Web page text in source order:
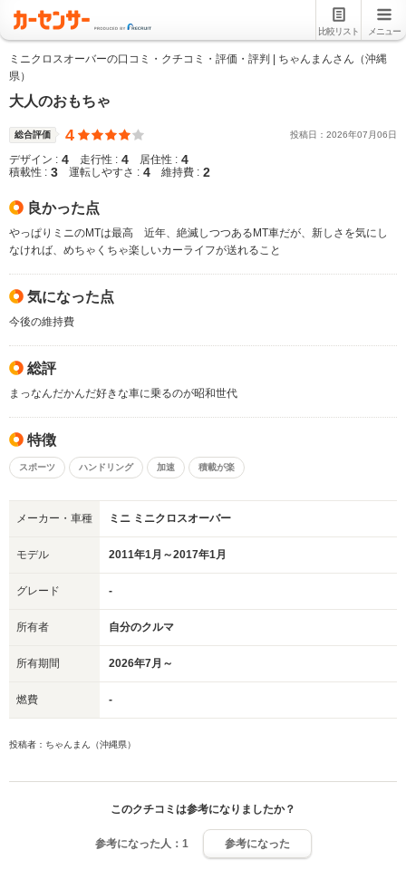
比較リスト メニュー
ミニクロスオーバーの口コミ・クチコミ・評価・評判 | ちゃんまんさん（沖縄
県）
大人のおもちゃ
総合評価 4 投稿日： 2026年07 月06日
デザイン : 4 走行性 : 4 居住性 : 4
積載性 : 3 運転しやすさ : 4 維持費 : 2
良かった点
やっぱりミニのMTは最高 近年、絶滅しつつあるMT車だが、新しさを気にし
なければ、めちゃくちゃ楽しいカーライフが送れること
気になった点
今後の維持費
総評
まっなんだかんだ好きな車に乗るのが昭和世代
特徴
スポーツ ハンドリング 加速 積載が楽
メーカー・車種 ミニ ミニクロスオーバー
モデル 2011年1月～2017年1月
グレード -
所有者 自分のクルマ
所有期間 2026年7月～
燃費 -
投稿者：ちゃんまん（沖縄県）
このクチコミは参考になりましたか？
参考になった人： 1 参考になった